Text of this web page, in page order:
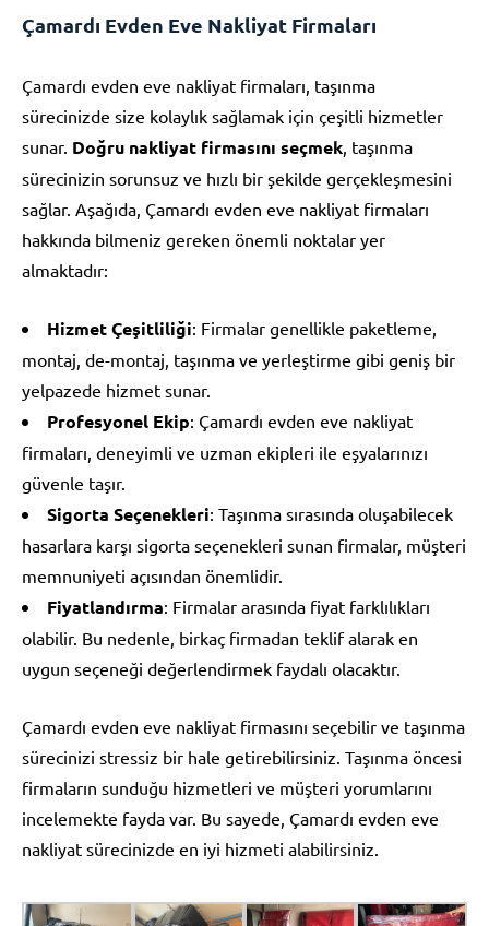
Çamardı Evden Eve Nakliyat Firmaları
Çamardı evden eve nakliyat firmaları, taşınma
sürecinizde size kolaylık sağlamak için çeşitli hizmetler
sunar. Doğru nakliyat firmasını seçmek , taşınma
sürecinizin sorunsuz ve hızlı bir şekilde gerçekleşmesini
sağlar. Aşağıda, Çamardı evden eve nakliyat firmaları
hakkında bilmeniz gereken önemli noktalar yer
almaktadır:
Hizmet Çeşitliliği: Firmalar genellikle paketleme,
montaj, de-montaj, taşınma ve yerleştirme gibi geniş bir
yelpazede hizmet sunar.
Profesyonel Ekip: Çamardı evden eve nakliyat
firmaları, deneyimli ve uzman ekipleri ile eşyalarınızı
güvenle taşır.
Sigorta Seçenekleri: Taşınma sırasında oluşabilecek
hasarlara karşı sigorta seçenekleri sunan firmalar, müşteri
memnuniyeti açısından önemlidir.
Fiyatlandırma: Firmalar arasında fiyat farklılıkları
olabilir. Bu nedenle, birkaç firmadan teklif alarak en
uygun seçeneği değerlendirmek faydalı olacaktır.
Çamardı evden eve nakliyat firmasını seçebilir ve taşınma
sürecinizi stressiz bir hale getirebilirsiniz. Taşınma öncesi
firmaların sunduğu hizmetleri ve müşteri yorumlarını
incelemekte fayda var. Bu sayede, Çamardı evden eve
nakliyat sürecinizde en iyi hizmeti alabilirsiniz.